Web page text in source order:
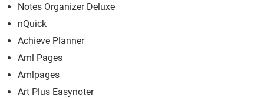
Notes Organizer Deluxe
nQuick
Achieve Planner
Aml Pages
Amlpages
Art Plus Easynoter